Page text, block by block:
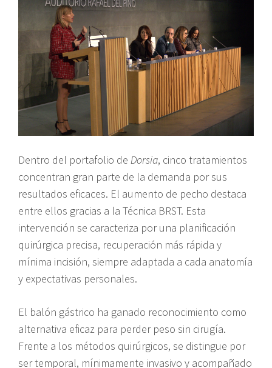
Dentro del portafolio de Dorsia, cinco tratamientos
concentran gran parte de la demanda por sus
resultados eficaces. El aumento de pecho destaca
entre ellos gracias a la Técnica BRST. Esta
intervención se caracteriza por una planificación
quirúrgica precisa, recuperación más rápida y
mínima incisión, siempre adaptada a cada anatomía
y expectativas personales.
El balón gástrico ha ganado reconocimiento como
alternativa eficaz para perder peso sin cirugía.
Frente a los métodos quirúrgicos, se distingue por
ser temporal, mínimamente invasivo y acompañado